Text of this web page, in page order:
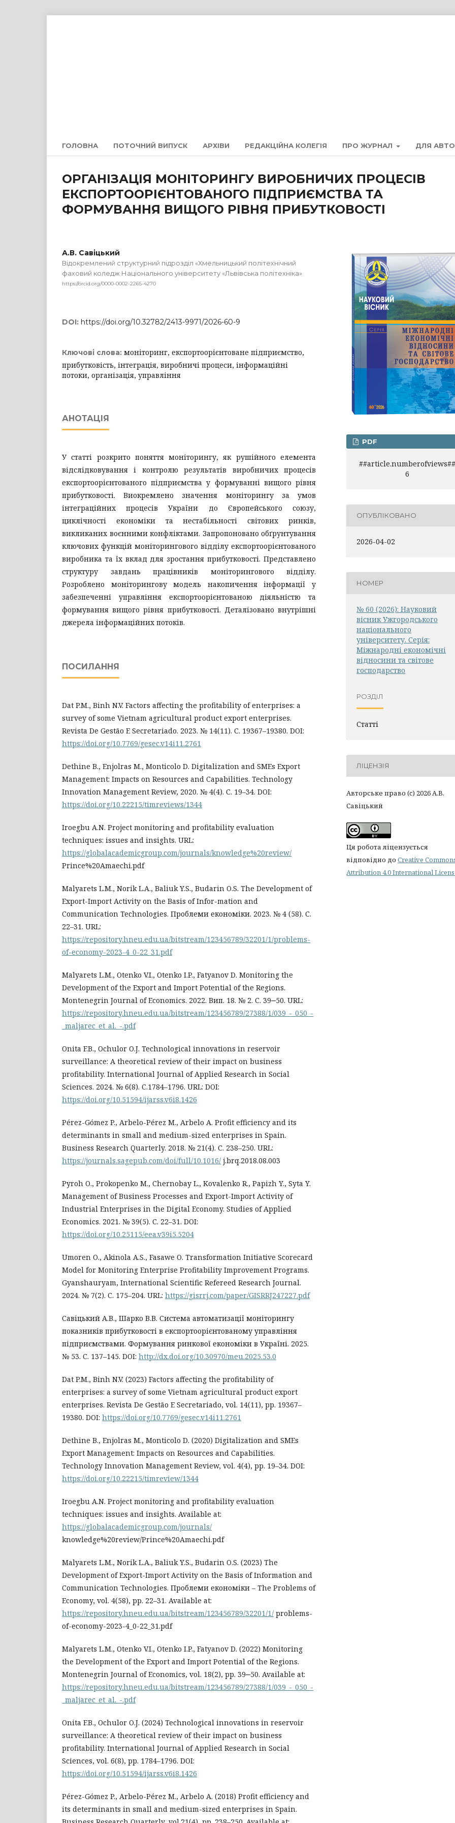
ГОЛОВНА ПОТОЧНИЙ ВИПУСК АРХІВИ РЕДАКЦІЙНА КОЛЕГІЯ ПРО ЖУРНАЛ ДЛЯ
ОРГАНІЗАЦІЯ МОНІТОРИНГУ ВИРОБНИЧИХ ПРОЦЕСІВ
ЕКСПОРТООРІЄНТОВАНОГО ПІДПРИЄМСТВА ТА
ФОРМУВАННЯ ВИЩОГО РІВНЯ ПРИБУТКОВОСТІ
А.В. Савіцький
Відокремлений структурний підрозділ «Хмельницький політехнічний
фаховий коледж Національного університету «Львівська політехніка»
https://orcid.org/0000-0002-2265-4270
DOI: https://doi.org/10.32782/2413-9971/2026-60-9
Ключові слова: моніторинг, експортоорієнтоване підприємство,
прибутковість, інтеграція, виробничі процеси, інформаційні
потоки, організація, управління
АНОТАЦІЯ
У статті розкрито поняття моніторингу, як рушійного елемента
відслідковування і контролю результатів виробничих процесів
експортоорієнтованого підприємства у формуванні вищого рівня
прибутковості. Виокремлено значення моніторингу за умов
інтеграційних процесів України до Європейського союзу,
циклічності економіки та нестабільності світових ринків,
викликаних воєнними конфліктами. Запропоновано обґрунтування
ключових функцій моніторингового відділу експортоорієнтованого
виробника та їх вклад для зростання прибутковості. Представлено
структуру завдань працівників моніторингового відділу.
Розроблено моніторингову модель накопичення інформації у
забезпеченні управління експортоорієнтованою діяльністю та
формування вищого рівня прибутковості. Деталізовано внутрішні
джерела інформаційних потоків.
ПОСИЛАННЯ
Dat P.M., Binh N.V. Factors affecting the profitability of enterprises: a
survey of some Vietnam agricultural product export enterprises.
Revista De Gestão E Secretariado. 2023. № 14(11). С. 19367–19380. DOI:
https://doi.org/10.7769/gesec.v14i11.2761
Dethine B., Enjolras M., Monticolo D. Digitalization and SMEs Export
Management: Impacts on Resources and Capabilities. Technology
Innovation Management Review, 2020. № 4(4). С. 19–34. DOI:
https://doi.org/10.22215/timreviews/1344
Iroegbu A.N. Project monitoring and profitability evaluation
techniques: issues and insights. URL:
https://globalacademicgroup.com/journals/knowledge%20review/
Prince%20Amaechi.pdf
Malyarets L.M., Norik L.A., Baliuk Y.S., Budarin O.S. The Development of
Export-Import Activity on the Basis of Infor-mation and
Communication Technologies. Проблеми економіки. 2023. № 4 (58). С.
22–31. URL:
https://repository.hneu.edu.ua/bitstream/123456789/32201/1/problems-
of-economy-2023-4_0-22_31.pdf
Malyarets L.M., Otenko V.I., Otenko I.P., Fatyanov D. Monitoring the
Development of the Export and Import Potential of the Regions.
Montenegrin Journal of Economics. 2022. Вип. 18. № 2. С. 39‒50. URL:
https://repository.hneu.edu.ua/bitstream/123456789/27388/1/039_-_050_-
_maljarec_et_al._-.pdf
Onita F.B., Ochulor O.J. Technological innovations in reservoir
surveillance: A theoretical review of their impact on business
profitability. International Journal of Applied Research in Social
Sciences. 2024. № 6(8). С.1784–1796. URL: DOI:
https://doi.org/10.51594/ijarss.v6i8.1426
Pérez-Gómez P., Arbelo-Pérez M., Arbelo A. Profit efficiency and its
determinants in small and medium-sized enterprises in Spain.
Business Research Quarterly. 2018. № 21(4). С. 238–250. URL:
https://journals.sagepub.com/doi/full/10.1016/ j.brq.2018.08.003
Pyroh O., Prokopenko M., Chernobay L., Kovalenko R., Papizh Y., Syta Y.
Management of Business Processes and Export-Import Activity of
Industrial Enterprises in the Digital Economy. Studies of Applied
Economics. 2021. № 39(5). С. 22–31. DOI:
https://doi.org/10.25115/eea.v39i5.5204
Umoren O., Akinola A.S., Fasawe O. Transformation Initiative Scorecard
Model for Monitoring Enterprise Profitability Improvement Programs.
Gyanshauryam, International Scientific Refereed Research Journal.
2024. № 7(2). С. 175–204. URL: https://gisrrj.com/paper/GISRRJ247227.pdf
Савіцький А.В., Шарко В.В. Система автоматизації моніторингу
показників прибутковості в експортоорієнтованому управління
підприємствами. Формування ринкової економіки в Україні. 2025.
№ 53. С. 137–145. DOI: http://dx.doi.org/10.30970/meu.2025.53.0
Dat P.M., Binh N.V. (2023) Factors affecting the profitability of
enterprises: a survey of some Vietnam agricultural product export
enterprises. Revista De Gestão E Secretariado, vol. 14(11), pp. 19367–
19380. DOI: https://doi.org/10.7769/gesec.v14i11.2761
Dethine B., Enjolras M., Monticolo D. (2020) Digitalization and SMEs
Export Management: Impacts on Resources and Capabilities.
Technology Innovation Management Review, vol. 4(4), pp. 19–34. DOI:
https://doi.org/10.22215/timreview/1344
Iroegbu A.N. Project monitoring and profitability evaluation
techniques: issues and insights. Available at:
https://globalacademicgroup.com/journals/
knowledge%20review/Prince%20Amaechi.pdf
Malyarets L.M., Norik L.A., Baliuk Y.S., Budarin O.S. (2023) The
Development of Export-Import Activity on the Basis of Information and
Communication Technologies. Проблеми економіки – The Problems of
Economy, vol. 4(58), pp. 22–31. Available at:
https://repository.hneu.edu.ua/bitstream/123456789/32201/1/ problems-
of-economy-2023-4_0-22_31.pdf
Malyarets L.M., Otenko V.I., Otenko I.P., Fatyanov D. (2022) Monitoring
the Development of the Export and Import Potential of the Regions.
Montenegrin Journal of Economics, vol. 18(2), pp. 39‒50. Available at:
https://repository.hneu.edu.ua/bitstream/123456789/27388/1/039_-_050_-
_maljarec_et_al._-.pdf
Onita F.B., Ochulor O.J. (2024) Technological innovations in reservoir
surveillance: A theoretical review of their impact on business
profitability. International Journal of Applied Research in Social
Sciences, vol. 6(8), pp. 1784–1796. DOI:
https://doi.org/10.51594/ijarss.v6i8.1426
Pérez-Gómez P., Arbelo-Pérez M., Arbelo A. (2018) Profit efficiency and
its determinants in small and medium-sized enterprises in Spain.
PDF
##article.numberofviews##
6
ОПУБЛІКОВАНО
2026-04-02
НОМЕР
№ 60 (2026): Науковий
вісник Ужгородського
національного
університету. Серія:
Міжнародні економічні
відносини та світове
господарство
РОЗДІЛ
Статті
ЛІЦЕНЗІЯ
Авторське право (c) 2026 А.В.
Савіцький
Ця робота ліцензується
відповідно до Creative
Attribution 4.0 International